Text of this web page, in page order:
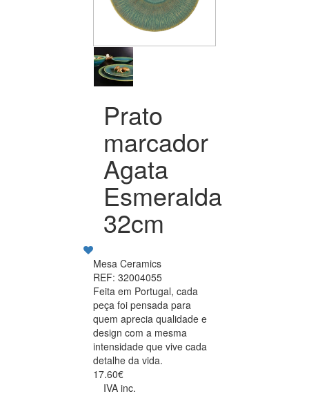
Prato
marcador
Agata
Esmeralda
32cm
Mesa Ceramics
REF: 32004055
Feita em Portugal, cada
peça foi pensada para
quem aprecia qualidade e
design com a mesma
intensidade que vive cada
detalhe da vida.
17.60€
IVA inc.